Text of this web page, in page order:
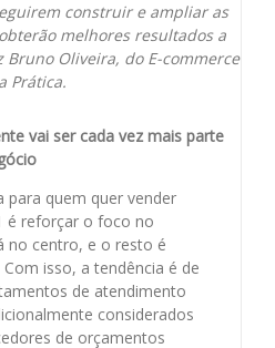
construir e ampliar as
melhores resultados a
Bruno Oliveira, do E-commerce
Prática.
vai ser cada vez mais parte
para quem quer vender
é reforçar o foco no
no centro, e o resto é
isso, a tendência é de
de atendimento
considerados
de orçamentos